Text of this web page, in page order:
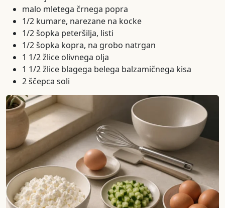
malo mletega črnega popra
1/2 kumare, narezane na kocke
1/2 šopka peteršilja, listi
1/2 šopka kopra, na grobo natrgan
1 1/2 žlice olivnega olja
1 1/2 žlice blagega belega balzamičnega kisa
2 ščepca soli